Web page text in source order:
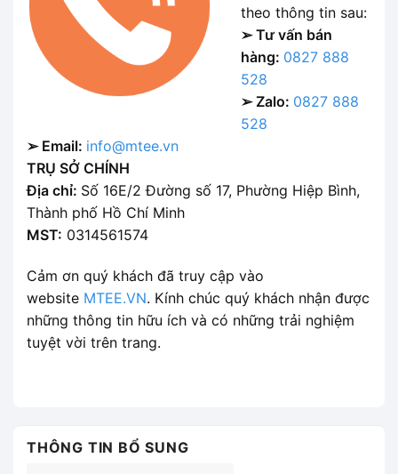
theo thông tin sau:
➢ Tư vấn bán
hàng: 0827 888
528
➢ Zalo: 0827 888
528
➢ Email: info@mtee.vn
TRỤ SỞ CHÍNH
Địa chỉ: Số 16E/2 Đường số 17, Phường Hiệp Bình,
Thành phố Hồ Chí Minh
MST: 0314561574
Cảm ơn quý khách đã truy cập vào
website MTEE.VN. Kính chúc quý khách nhận được
những thông tin hữu ích và có những trải nghiệm
tuyệt vời trên trang.
THÔNG TIN BỔ SUNG